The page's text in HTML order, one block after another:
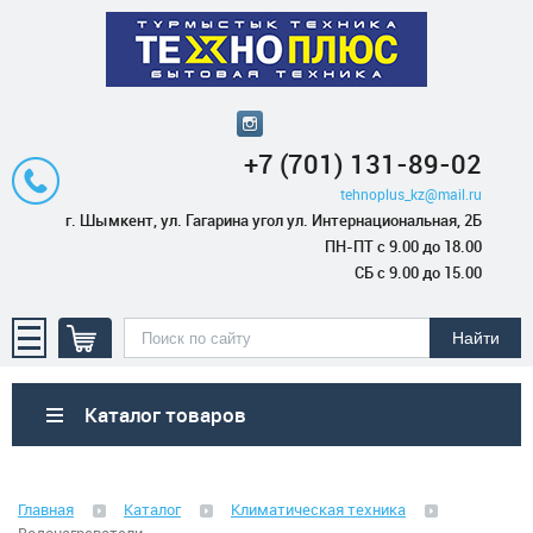
+7 (701) 131-89-02
tehnoplus_kz@mail.ru
г. Шымкент, ул. Гагарина угол ул. Интернациональная, 2Б
ПН-ПТ с 9.00 до 18.00
СБ с 9.00 до 15.00
Каталог товаров
Главная Каталог
Климатическая техника